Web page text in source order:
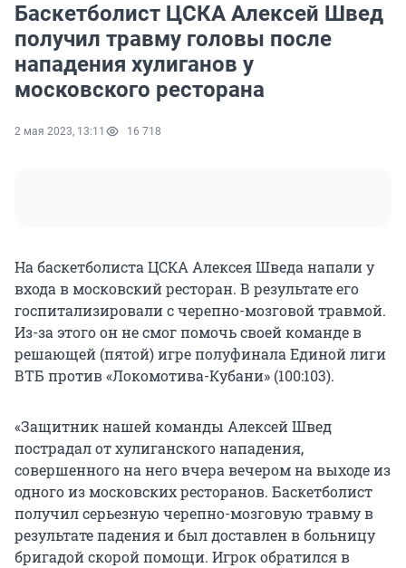
Баскетболист ЦСКА Алексей Швед
получил травму головы после
нападения хулиганов у
московского ресторана
2 мая 2023, 13:11 16 718
На баскетболиста ЦСКА Алексея Шведа напали у
входа в московский ресторан. В результате его
госпитализировали с черепно-мозговой травмой.
Из-за этого он не смог помочь своей команде в
решающей (пятой) игре полуфинала Единой лиги
ВТБ против «Локомотива-Кубани» (100:103).
«Защитник нашей команды Алексей Швед
пострадал от хулиганского нападения,
совершенного на него вчера вечером на выходе из
одного из московских ресторанов. Баскетболист
получил серьезную черепно-мозговую травму в
результате падения и был доставлен в больницу
бригадой скорой помощи. Игрок обратился в